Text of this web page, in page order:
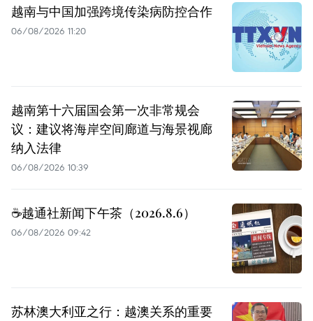
越南与中国加强跨境传染病防控合作
06/08/2026 11:20
越南第十六届国会第一次非常规会
议：建议将海岸空间廊道与海景视廊
纳入法律
06/08/2026 10:39
☕️越通社新闻下午茶（2026.8.6）
06/08/2026 09:42
苏林澳大利亚之行：越澳关系的重要